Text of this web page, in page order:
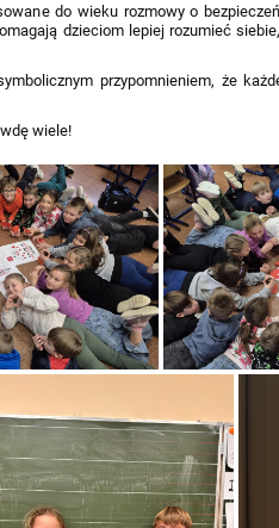
do wieku rozmowy o
dzieciom lepiej rozumieć
przypomnieniem, że
wiele!